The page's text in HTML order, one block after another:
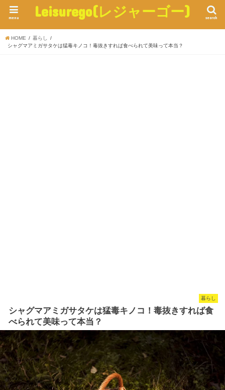
Leisurego(レジャーゴー) search
menu
HOME
暮らし
シャグマアミガサタケは猛毒キノコ！毒抜きすれば食べられて美味って本当？
暮らし
シャグマアミガサタケは猛毒キノコ！毒抜きすれば食
べられて美味って本当？